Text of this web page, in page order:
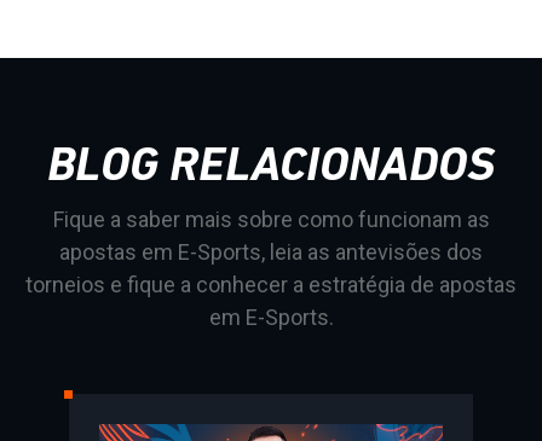
BLOG RELACIONADOS
Fique a saber mais sobre como funcionam as
apostas em E-Sports, leia as antevisões dos
torneios e fique a conhecer a estratégia de apostas
em E-Sports.